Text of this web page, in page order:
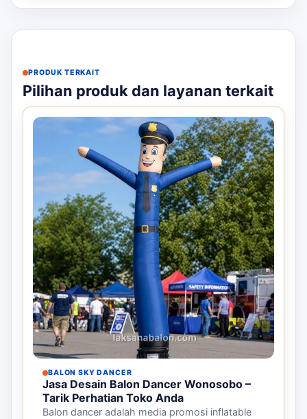
PRODUK TERKAIT
Pilihan produk dan layanan terkait
BALON SKY DANCER
Jasa Desain Balon Dancer Wonosobo –
Tarik Perhatian Toko Anda
Balon dancer adalah media promosi inflatable